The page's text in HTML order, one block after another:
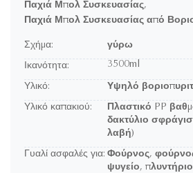
Παχιά Μπολ Συσκευασίας,
Παχιά Μπολ Συσκευασίας από
Σχήμα: γύρω
Ικανότητα: 3500ml
Υλικό: Υψηλό
Υλικό καπακιού:
Πλαστικό PP
δακτύλιο
λαβή)
Γυαλί ασφαλές για: Φούρνος,
ψυγείο,